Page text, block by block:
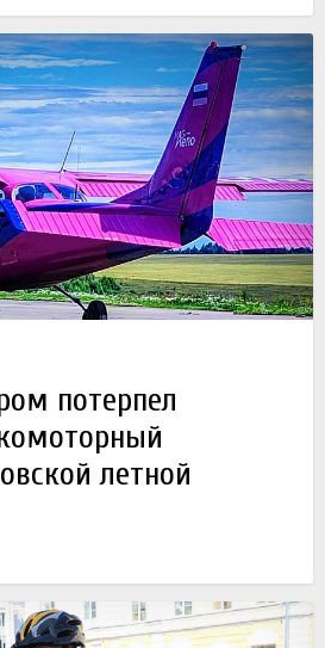
потерпел
летной